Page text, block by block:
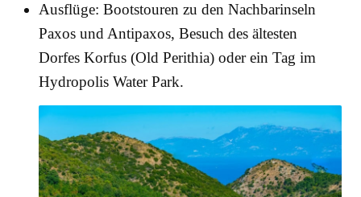
Ausflüge: Bootstouren zu den Nachbarinseln
Paxos und Antipaxos, Besuch des ältesten
Dorfes Korfus (Old Perithia) oder ein Tag im
Hydropolis Water Park.